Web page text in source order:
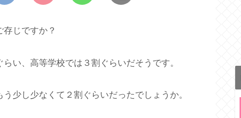
じですか？
い、高等学校では３割ぐらいだそうです。
少し少なくて２割ぐらいだったでしょうか。